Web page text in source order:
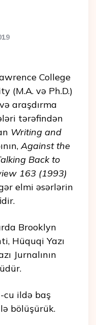
College
(M.A. və Ph.D.)
araşdırma
tərəfindən
Writing and
Against the
Back to
163 (1993)
elmi əsərlərin
Brooklyn
Hüquqi Yazı
Jurnalının
cu ildə baş
bölüşürük.